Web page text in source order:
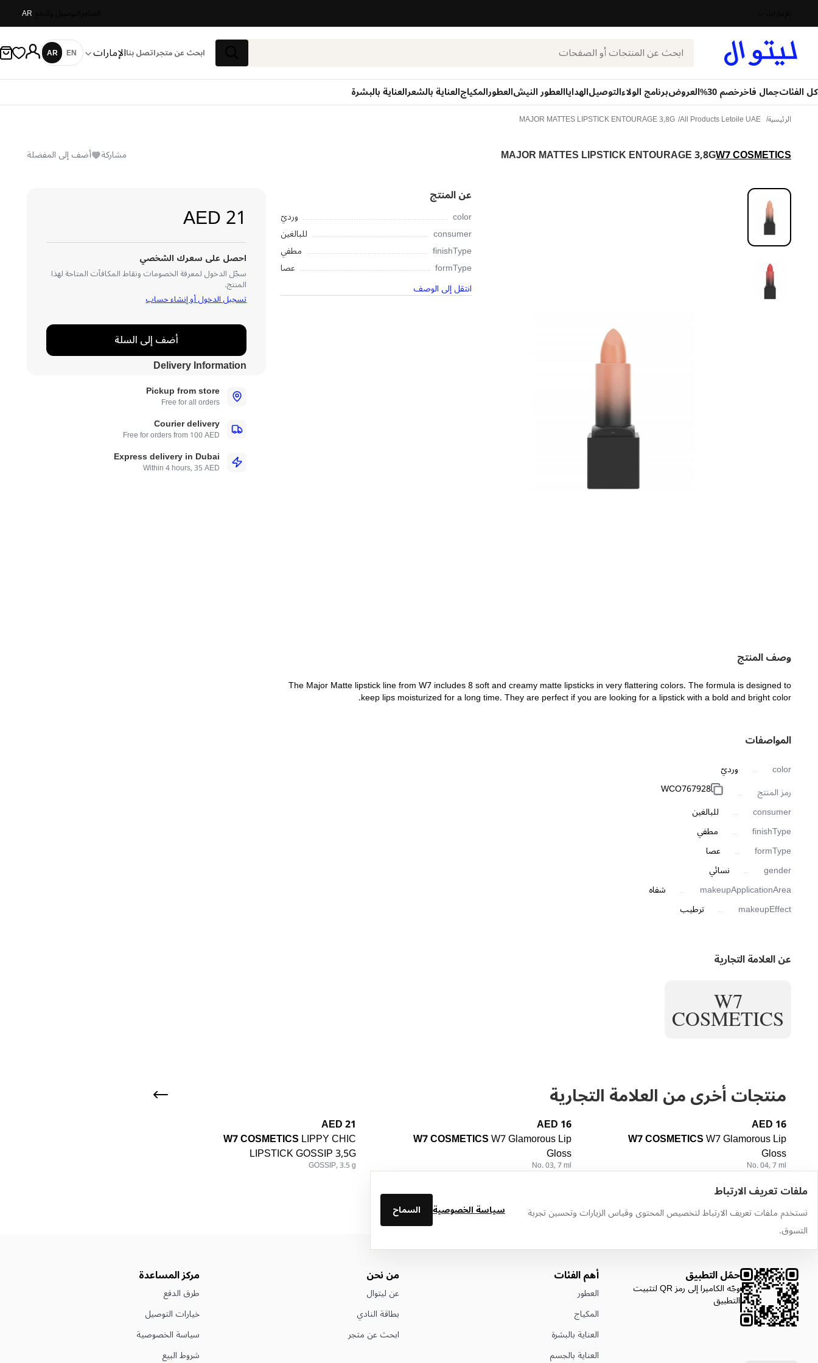
AR
بحث بحث
ابحث عن متجراتصل بناالإمارات اللغة
EN
AR
كل الفئاتجمال فاخرخصم 30% العروضبرنامج الولاءالتوصيلالهداياالعطور النيشالعطورالمكياجالعناية بالشعرالعناية بالبشرة
الرئيسية All Products Letoile UAE
MAJOR MATTES LIPSTICK ENTOURAGE 3,8G
W7 COSMETICS
MAJOR MATTES LIPSTICK ENTOURAGE 3,8G مشاركة أضف إلى المفضلة
عن المنتج
color
ورديّ
consumer
للبالغين
finishType
مطفي
formType
عصا
انتقل إلى الوصف
21 AED
احصل على سعرك الشخصي
سجّل الدخول لمعرفة الخصومات ونقاط المكافآت المتاحة لهذا
المنتج.
تسجيل الدخول أو إنشاء حساب
أضف إلى السلة
Delivery Information
Pickup from store
Free for all orders
Courier delivery
Free for orders from 100 AED
Express delivery in Dubai
Within 4 hours, 35 AED
وصف المنتج
The Major Matte lipstick line from W7 includes 8 soft and creamy matte lipsticks in very flattering colors. The formula is designed to
keep lips moisturized for a long time. They are perfect if you are looking for a lipstick with a bold and bright color.
المواصفات
color
ورديّ
رمز المنتج
WCO767928
consumer
للبالغين
finishType
مطفي
formType
عصا
gender
نسائي
makeupApplicationArea
شفاه
makeupEffect
ترطيب
عن العلامة التجارية
W7
COSMETICS
منتجات أخرى من العلامة التجارية
16 AED
W7 COSMETICSW7 Glamorous Lip
Gloss
No. 04, 7 ml
16 AED
W7 COSMETICSW7 Glamorous Lip
Gloss
No. 03, 7 ml
21 AED
W7 COSMETICSLIPPY CHIC
LIPSTICK GOSSIP 3,5G
GOSSIP, 3.5 g
ملفات تعريف الارتباط
نستخدم ملفات تعريف الارتباط لتخصيص المحتوى وقياس الزيارات وتحسين تجربة
التسوق.
سياسة الخصوصية السماح
حمّل التطبيق
وجّه الكاميرا إلى رمز QR لتثبيت
التطبيق
أهم الفئات
العطور
المكياج
العناية بالبشرة
العناية بالجسم
من نحن
عن ليتوال
بطاقة النادي
ابحث عن متجر
مركز المساعدة
طرق الدفع
خيارات التوصيل
سياسة الخصوصية
شروط البيع